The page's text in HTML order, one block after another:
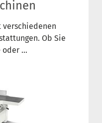
Ob Sie
...